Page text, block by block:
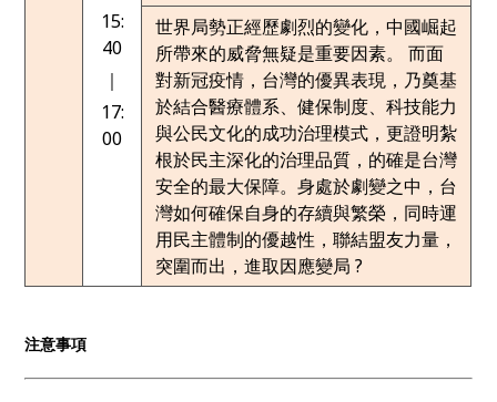
15:
40
｜
17:
00
世界局勢正經歷劇烈的變化，中國崛起
所帶來的威脅無疑是重要因素。 ⽽⾯
對新冠疫情，台灣的優異表現，乃奠基
於結合醫療體系、健保制度、科技能⼒
與公⺠⽂化的成功治理模式，更證明紮
根於⺠主深化的治理品質，的確是台灣
安全的最⼤保障。⾝處於劇變之中，台
灣如何確保⾃⾝的存續與繁榮，同時運
⽤⺠主體制的優越性，聯結盟友⼒量，
突圍⽽出，進取因應變局 ?
注意事項